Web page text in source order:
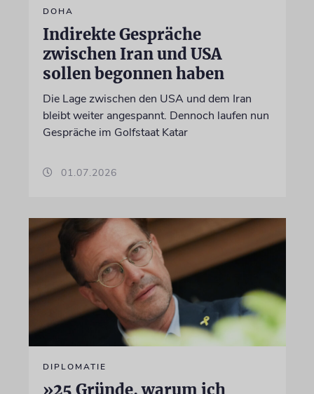
DOHA
Indirekte Gespräche
zwischen Iran und USA
sollen begonnen haben
Die Lage zwischen den USA und dem Iran
bleibt weiter angespannt. Dennoch laufen nun
Gespräche im Golfstaat Katar
01.07.2026
DIPLOMATIE
»25 Gründe, warum ich